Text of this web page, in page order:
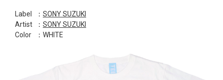
Label ： SONY SUZUKI
Artist
： SONY SUZUKI
Color
：WHITE